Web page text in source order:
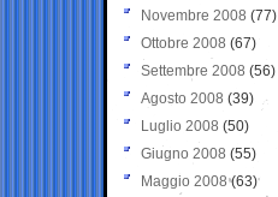
Novembre 2008 (77)
Ottobre 2008 (67)
Settembre 2008 (56)
Agosto 2008 (39)
Luglio 2008 (50)
Giugno 2008 (55)
Maggio 2008(63)